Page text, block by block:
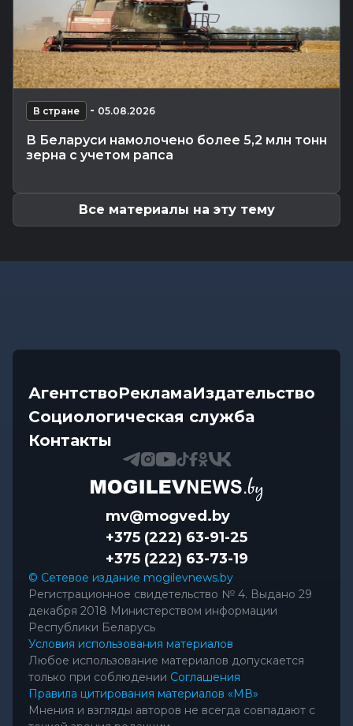
международном турнире по борьбе в...
Общество -08.08.2026 22:13
Как Шклов отметил «День огурца»
Происшествия - 08.08.2026 16:57
Погоня в Костюковичском районе: 15-летний
мотоциклист пытался...
Калейдоскоп - 08.08.2026 16:53
В Могилеве впервые проходят масштабные
В стране - 05.08.2026
В Беларуси намолочено более 5,2 млн тонн
зерна с учетом рапса
Все материалы на эту тему
АгентствоРекламаИздательство
Социологическая служба
Контакты
mv@mogved.by
+375 (222) 63-91-25
+375 (222) 63-73-19
© Сетевое издание mogilevnews.by
Регистрационное свидетельство № 4. Выдано 29
декабря 2018 Министерством информации
Республики Беларусь
Условия использования материалов
Любое использование материалов допускается
только при соблюдении Соглашения
Правила цитирования материалов «МВ»
Мнения и взгляды авторов не всегда совпадают с